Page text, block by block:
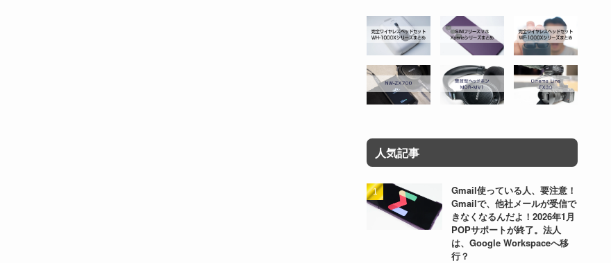
人気記事
Gmail使っている人、要注意！
Gmailで、他社メールが受信で
きなくなるんだよ！2026年1月
POPサポートが終了。法人
は、Google Workspaceへ移
行？